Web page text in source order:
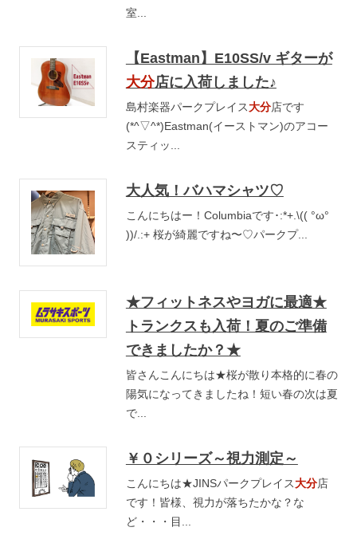
室...
【Eastman】E10SS/v ギターが
大分店に入荷しました♪
島村楽器パークプレイス大分店です
(*^▽^*)Eastman(イーストマン)のアコー
スティッ...
大人気！バハマシャツ♡
こんにちはー！Columbiaです･:*+.\(( °ω°
))/.:+ 桜が綺麗ですね〜♡パークプ...
★フィットネスやヨガに最適★
トランクスも入荷！夏のご準備
できましたか？★
皆さんこんにちは★桜が散り本格的に春の
陽気になってきましたね！短い春の次は夏
で...
￥０シリーズ～視力測定～
こんにちは★JINSパークプレイス大分店
です！皆様、視力が落ちたかな？な
ど・・・目...